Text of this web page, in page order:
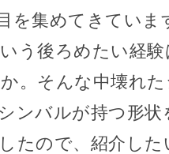
を集めてきてい
う後ろめたい経
。そんな中壊れ
ンバルが持つ形
たので、紹介し